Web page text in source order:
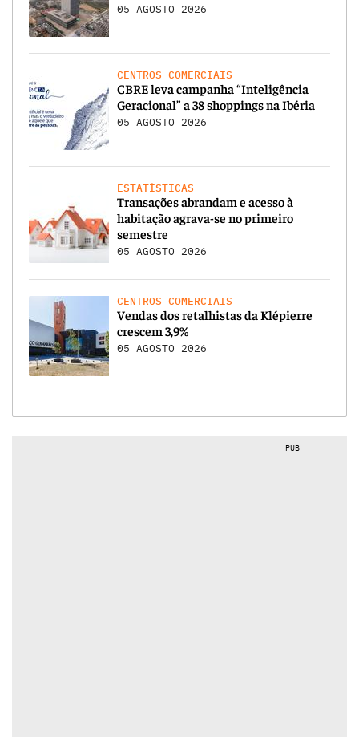
05 AGOSTO 2026
CENTROS COMERCIAIS
CBRE leva campanha “Inteligência
Geracional” a 38 shoppings na Ibéria
05 AGOSTO 2026
ESTATÍSTICAS
Transações abrandam e acesso à
habitação agrava-se no primeiro
semestre
05 AGOSTO 2026
CENTROS COMERCIAIS
Vendas dos retalhistas da Klépierre
crescem 3,9%
05 AGOSTO 2026
PUB